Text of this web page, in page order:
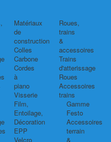
Matériaux
de
construction
Colles
Carbone
Cordes
à
piano
Visserie
Film,
Entoilage,
Décoration
EPP
Velcro
Roues,
trains
&
accessoires
Trains
d'atterissage
Roues
Accessoires
trains
Gamme
Festo
Accessoires
terrain
&